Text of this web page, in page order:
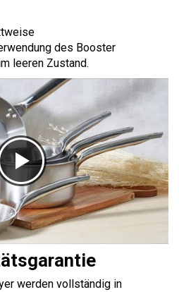
des Booster
leeren Zustand.
werden vollständig in